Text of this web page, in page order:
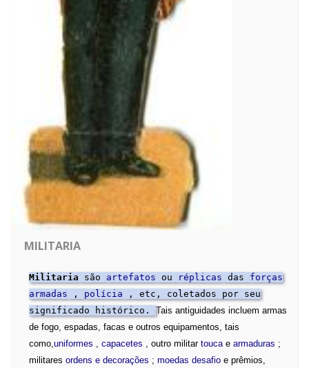
MILITARIA
Militaria são artefatos ou réplicas das forças
armadas , polícia , etc, coletados por seu
significado histórico. Tais antiguidades incluem armas
de fogo, espadas, facas e outros equipamentos, tais
como, uniformes capacetes , outro militar touca e armaduras ;
militares ordens e decorações ; moedas desafio e prêmios,